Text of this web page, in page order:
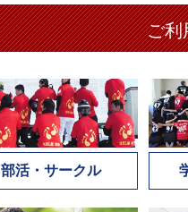
ご利
部活・サークル